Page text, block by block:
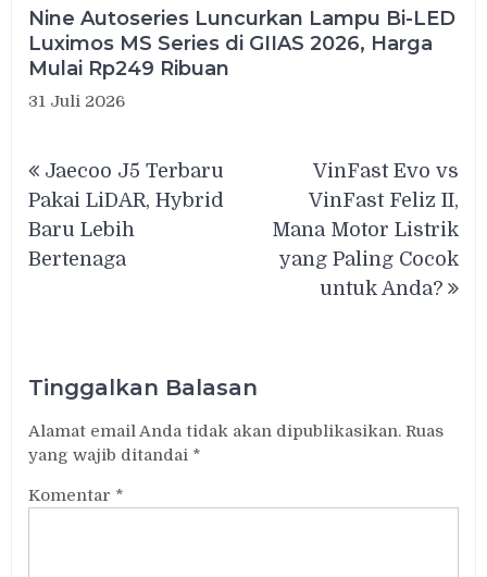
Nine Autoseries Luncurkan Lampu Bi-LED
Luximos MS Series di GIIAS 2026, Harga
Mulai Rp249 Ribuan
31 Juli 2026
pos
Jaecoo J5 Terbaru
Pakai LiDAR, Hybrid
Baru Lebih
Bertenaga
VinFast Evo vs
VinFast Feliz II,
Mana Motor Listrik
yang Paling Cocok
untuk Anda?
Tinggalkan Balasan
Alamat email Anda tidak akan dipublikasikan. Ruas
yang wajib ditandai *
Komentar *